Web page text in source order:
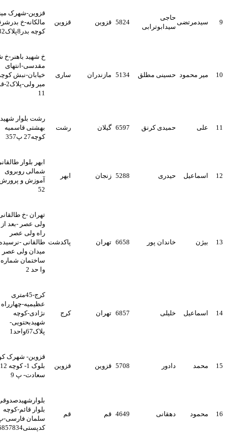
سیدمرتضی
حاجی
سیدابوترابی
5824 قزوین قزوین
قزوین-شهرک مینودر-
مالکانه-خ بدرشرقی-
کوچه بدر8پلاک32
میر محمود حسینی مطلق 5134 مازندران ساری
خ شهید باهنر-خ شهید
مقدسی-انتهای
خیابان-نبش کوچه
میر ولی-پلاک2-قدیم
علی حمیدی کرنق 6597 گیلان رشت
رشت بلوار شهید
بهشتی قاسمیه
کوچه27 پ357
اسماعیل حیدری 5288 زنجان
ابهر بلوار طالقانی
شمالی روبروی
آموزش و پرورش پ
بیژن خاندان پور 6658 تهران پاکدشت
تهران -خ طالقانی
ولی عصر -بعد از چهار
راه ولی عصر
طالقانی -نرسیده به
میدان ولی عصر
ساختمان شماره 10
وا حد 2
اسماعیل خلیلی 6857 تهران
کرج-45متری
عظیمیه-چهارراه نیک
نژادی-کوچه
شهیدبحتویی-
محمد دادور 5708 قزوین قزوین
قزوین- شهرک کوثر-
بلوک 1- کوچه 12
سعادت- پ 9
محمود دهقانی 4649 قم
بلوارشهیدصدوقی-
بلوار قائم-کوچه
سلمان فارسی-پ69
کدپستی3716857834